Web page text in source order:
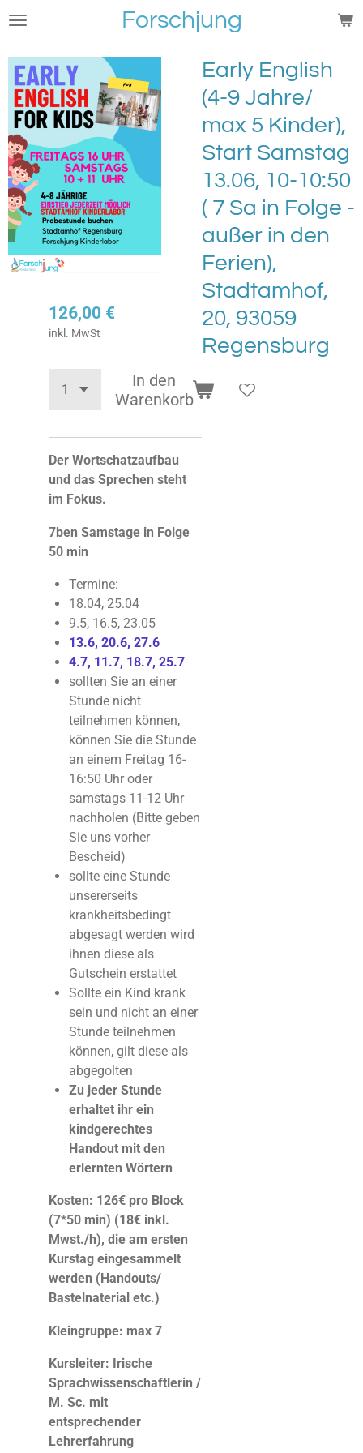
Zum
springen
Forschjung
Early English
(4-9 Jahre/
max 5 Kinder),
Start Samstag
13.06, 10-10:50
( 7 Sa in Folge -
außer in den
Ferien),
Stadtamhof,
20, 93059
Regensburg
126,00 €
inkl. MwSt
In den
Warenkorb
Der Wortschatzaufbau
und das Sprechen steht
im Fokus.
7ben Samstage in Folge
50 min
Termine:
18.04, 25.04
9.5, 16.5, 23.05
13.6, 20.6, 27.6
4.7, 11.7, 18.7, 25.7
sollten Sie an einer
Stunde nicht
teilnehmen können,
können Sie die Stunde
an einem Freitag 16-
16:50 Uhr oder
samstags 11-12 Uhr
nachholen (Bitte geben
Sie uns vorher
Bescheid)
sollte eine Stunde
unsererseits
krankheitsbedingt
abgesagt werden wird
ihnen diese als
Gutschein erstattet
Sollte ein Kind krank
sein und nicht an einer
Stunde teilnehmen
können, gilt diese als
abgegolten
Zu jeder Stunde
erhaltet ihr ein
kindgerechtes
Handout mit den
erlernten Wörtern
Kosten: 126€ pro Block
(7*50 min) (18€ inkl.
Mwst./h), die am ersten
Kurstag eingesammelt
werden (Handouts/
Bastelnaterial etc.)
Kleingruppe: max 7
Kursleiter: Irische
Sprachwissenschaftlerin /
M. Sc. mit
entsprechender
Lehrerfahrung